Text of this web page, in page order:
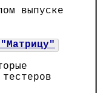
выпуске